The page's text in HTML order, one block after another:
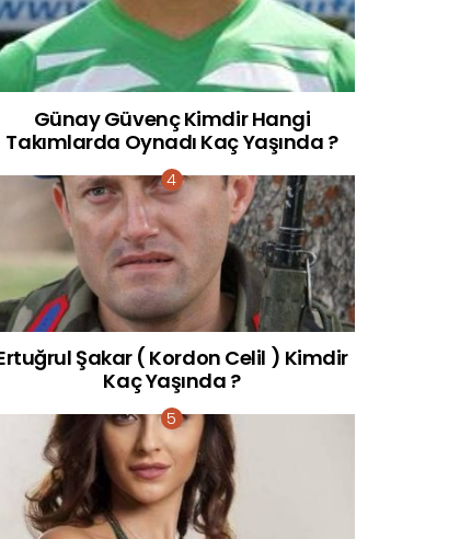
Günay Güvenç Kimdir Hangi
Takımlarda Oynadı Kaç Yaşında ?
Şakar ( Kordon Celil ) Kimdir
Kaç Yaşında ?